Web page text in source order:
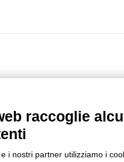
raccoglie
i nostri partner utilizziamo i